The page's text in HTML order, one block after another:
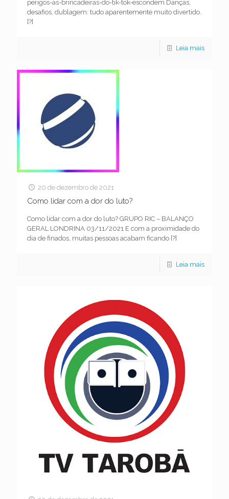
perigos-as-brincadeiras-do-tik-tok-escondem Danças,
desafios, dublagem: tudo aparentemente muito divertido.
[?]
Leia mais
20 de dezembro de 2021
Como lidar com a dor do luto?
Como lidar com a dor do luto? GRUPO RIC – BALANÇO
GERAL LONDRINA 03/11/2021 E com a proximidade do
dia de finados, muitas pessoas acabam ficando [?]
Leia mais